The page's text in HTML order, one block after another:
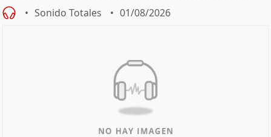
Sonido Totales 01/08/2026